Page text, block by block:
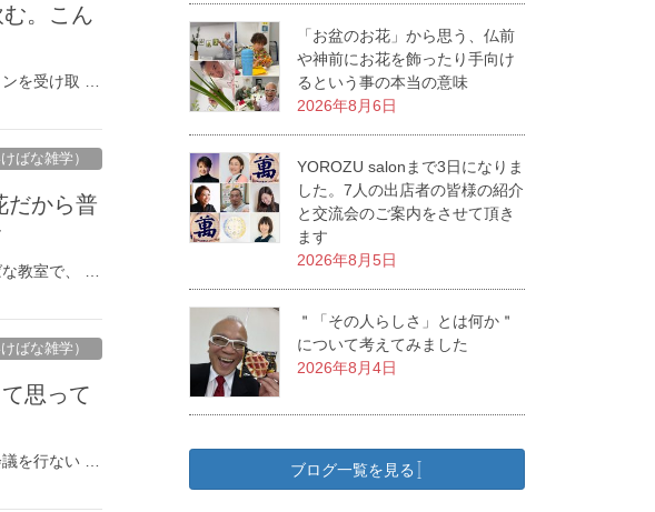
。こん
を受け取 …
ばな雑学）
だから普
教室で、 …
ばな雑学）
思って
を行ない …
「お盆のお花」から思う、仏前
や神前にお花を飾ったり手向け
るという事の本当の意味
2026年8月6日
YOROZU salonまで3日になりま
した。7人の出店者の皆様の紹介
と交流会のご案内をさせて頂き
ます
2026年8月5日
＂「その人らしさ」とは何か＂
について考えてみました
2026年8月4日
ブログ一覧を見る